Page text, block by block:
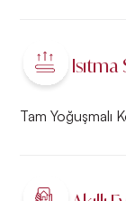
Tam Yoğuşmalı